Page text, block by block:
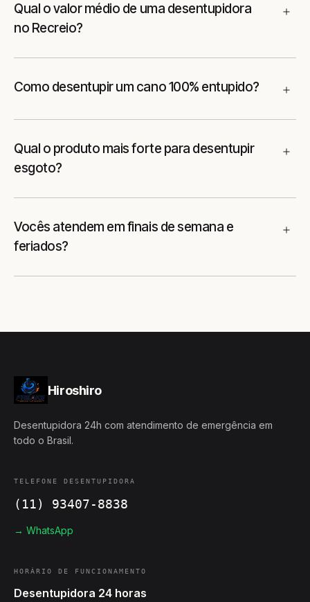
Qual o valor médio de uma desentupidora
no Recreio?
Como desentupir um cano 100% entupido?
Qual o produto mais forte para desentupir
esgoto?
Vocês atendem em finais de semana e
feriados?
Hiroshiro
Desentupidora 24h com atendimento de emergência em
todo o Brasil.
TELEFONE DESENTUPIDORA
(11) 93407-8838
→ WhatsApp
HORÁRIO DE FUNCIONAMENTO
Desentupidora 24 horas